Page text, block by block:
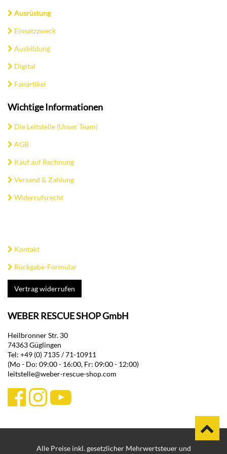
Ausrüstung
Einsatzzweck
Ausbildung
Digital
Fanartikel
Wichtige Informationen
Die Leitstelle (Unser Team)
AGB
Kauf auf Rechnung
Versand & Zahlung
Widerrufsrecht
Kontakt
Rückgabe-Formular
Vertrag widerrufen
WEBER RESCUE SHOP GmbH
Heilbronner Str. 30
74363 Güglingen
Tel: +49 (0) 7135 / 71-10911
(Mo - Do: 09:00 - 16:00, Fr: 09:00 - 12:00)
leitstelle@weber-rescue-shop.com
Alle Preise inkl. gesetzlicher Mehrwertsteuer und